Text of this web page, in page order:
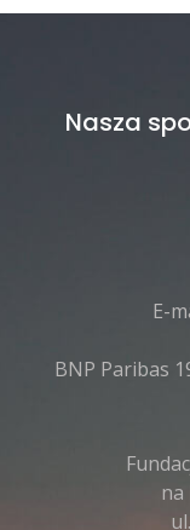
Nasza
E-
BNP Paribas
na